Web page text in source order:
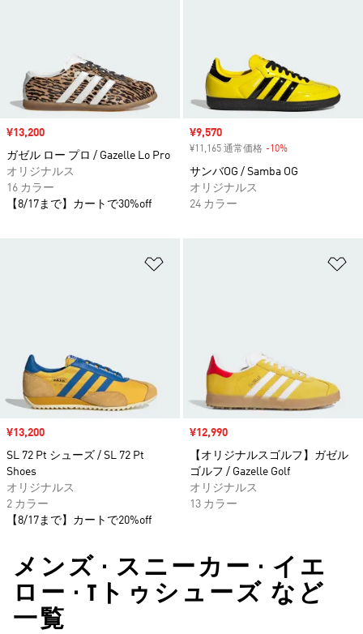
セール価格
¥13,200
ガゼル ロー プロ / Gazelle Lo Pro
オリジナルス
16 カラー
【8/17まで】カートで30%off
セール価格
¥9,570
¥11,165 通常価格 -10%
サンバOG / Samba OG
オリジナルス
24 カラー
セール価格
¥13,200
SL 72 Pt シューズ / SL 72 Pt
Shoes
オリジナルス
2 カラー
【8/17まで】カートで20%off
セール価格
¥12,990
【オリジナルスゴルフ】ガゼル
ゴルフ / Gazelle Golf
オリジナルス
13 カラー
メンズ • スニーカー • イエ
ロー • Tトゥシューズ など
一覧